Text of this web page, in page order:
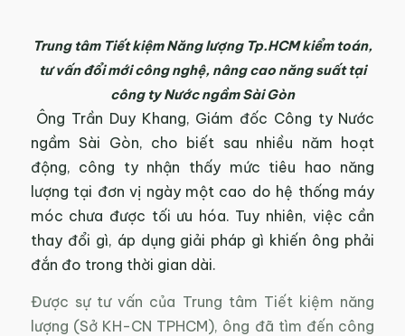
Trung tâm Tiết kiệm Năng lượng Tp.HCM kiểm toán,
tư vấn đổi mới công nghệ, nâng cao năng suất tại
công ty Nước ngầm Sài Gòn
Ông Trần Duy Khang, Giám đốc Công ty Nước
ngầm Sài Gòn, cho biết sau nhiều năm hoạt
động, công ty nhận thấy mức tiêu hao năng
lượng tại đơn vị ngày một cao do hệ thống máy
móc chưa được tối ưu hóa. Tuy nhiên, việc cần
thay đổi gì, áp dụng giải pháp gì khiến ông phải
đắn đo trong thời gian dài.
Được sự tư vấn của Trung tâm Tiết kiệm năng
lượng (Sở KH-CN TPHCM), ông đã tìm đến công